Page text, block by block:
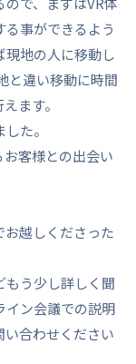
事ができるよう
現地の人に移動し
と違い移動に時間
ます。
た。
客様との出会い
越しくださった
もう少し詳しく聞
イン会議での説明
合わせください